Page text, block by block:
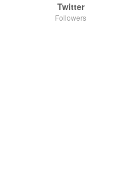
Twitter
Followers